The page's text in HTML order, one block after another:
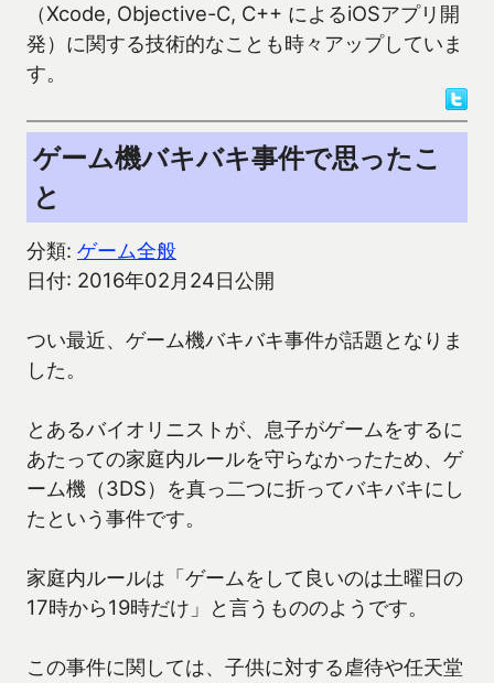
（Xcode, Objective-C, C++ によるiOSアプリ開
発）に関する技術的なことも時々アップしていま
す。
ゲーム機バキバキ事件で思ったこ
と
分類: ゲーム全般
日付: 2016年02月24日公開
つい最近、ゲーム機バキバキ事件が話題となりま
した。
とあるバイオリニストが、息子がゲームをするに
あたっての家庭内ルールを守らなかったため、ゲ
ーム機（3DS）を真っ二つに折ってバキバキにし
たという事件です。
家庭内ルールは「ゲームをして良いのは土曜日の
17時から19時だけ」と言うもののようです。
この事件に関しては、子供に対する虐待や任天堂